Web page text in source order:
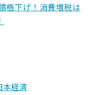
格下げ！消費増税は
本経済